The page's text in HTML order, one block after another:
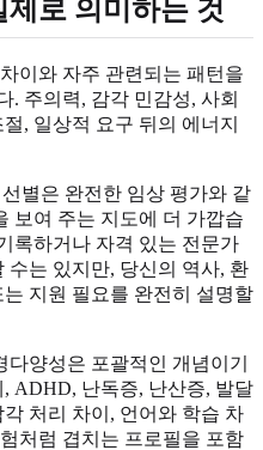
로 의미하는 것
이와 자주 관련되는 패턴을
. 주의력, 감각 민감성, 사회
, 일상적 요구 뒤의 에너지
별은 완전한 임상 평가와 같
보여 주는 지도에 더 가깝습
록하거나 자격 있는 전문가
수는 있지만, 당신의 역사, 환
지원 필요를 완전히 설명할
양성은 포괄적인 개념이기
ADHD, 난독증, 난산증, 발달
각 처리 차이, 언어와 학습 차
처럼 겹치는 프로필을 포함